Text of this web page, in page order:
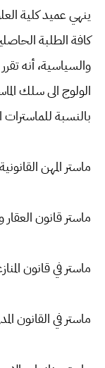
ينهي عميد كلية
كافة الطلبة
والسياسية، أنه
بالنسبة للماسترات
ماستر المهن
ماستر قانون
ماستر في قانون
ماستر في القانون